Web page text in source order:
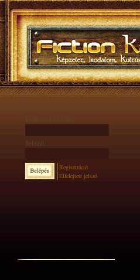
Jelszó:
Regisztráció
Elfelejtett jelszó